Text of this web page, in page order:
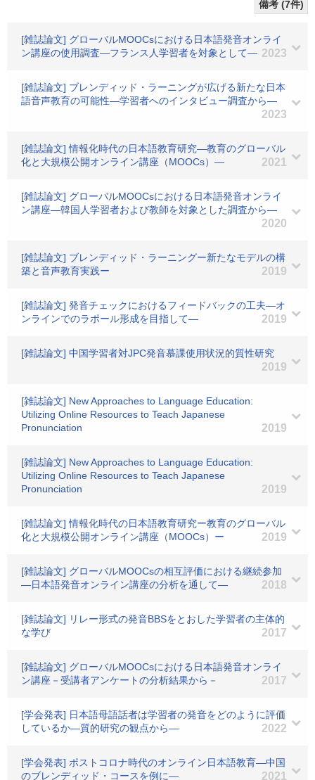
備考 (7件)
[雑誌論文] グローバルMOOCsにおける日本語発音オンライ
ン講座の使用調査―フランス人学習者を対象として― 2023
[雑誌論文] ブレンディッド・ラーニングが広げる新たな日本
語音声教育の可能性―学習者へのインタビュー調査から―
2023
[雑誌論文] 情報化時代の日本語教育研究―教育のグローバル
化と大規模公開オンライン講座（MOOCs）―
2021
[雑誌論文] グローバルMOOCsにおける日本語発音オンライ
ン講座―韓国人学習者および教師を対象とした調査から―
2020
[雑誌論文] ブレンディッド・ラーニングー新たなモデルの構
築と音声教育実践ー
2019
[雑誌論文] 発音チェックにおけるフィードバックの工夫―オ
ンラインでのラポール形成を目指して―
2019
[雑誌論文] 中国学習者対JPC発音慕課使用状況的質性研究
2019
[雑誌論文] New Approaches to Language Education:
Utilizing Online Resources to Teach Japanese
Pronunciation
2019
[雑誌論文] New Approaches to Language Education:
Utilizing Online Resources to Teach Japanese
Pronunciation
2019
[雑誌論文] 情報化時代の日本語教育研究ー教育のグローバル
化と大規模公開オンライン講座（MOOCs）ー
2019
[雑誌論文] グローバルMOOCsの相互評価における継続参加
―日本語発音オンライン講座の分析を通して―
2018
[雑誌論文] リレー形式の発音BBSをとおした学習者の主体的
な学び
2017
[雑誌論文] グローバルMOOCsにおける日本語発音オンライ
ン講座－受講者アンケートの分析結果から－
2017
[学会発表] 日本語母語話者は学習者の発音をどのように評価
しているか―質的研究の観点から―
2022
[学会発表] ポストコロナ時代のオンライン日本語教育―中国
のブレンディッド・コースを例に―
2021